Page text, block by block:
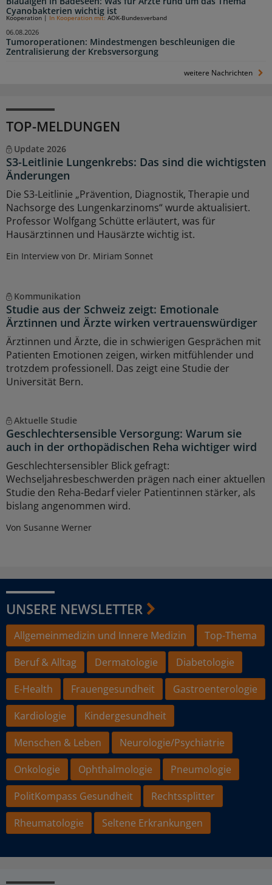
Cyanobakterien wichtig ist
Tumoroperationen: Mindestmengen beschleunigen die
Zentralisierung der Krebsversorgung
Kooperation In Kooperation mit: AOK-Bundesverband
06.08.2026
weitere Nachrichten
TOP-MELDUNGEN
Update 2026
S3-Leitlinie Lungenkrebs: Das sind die wichtigsten
Änderungen
Die S3-Leitlinie „Prävention, Diagnostik, Therapie und
Nachsorge des Lungenkarzinoms“ wurde aktualisiert.
Professor Wolfgang Schütte erläutert, was für
Hausärztinnen und Hausärzte wichtig ist.
Ein Interview von Dr. Miriam Sonnet
Kommunikation
Studie aus der Schweiz zeigt: Emotionale
Ärztinnen und Ärzte wirken vertrauenswürdiger
Ärztinnen und Ärzte, die in schwierigen Gesprächen mit
Patienten Emotionen zeigen, wirken mitfühlender und
trotzdem professionell. Das zeigt eine Studie der
Universität Bern.
Aktuelle Studie
Geschlechtersensible Versorgung: Warum sie
auch in der orthopädischen Reha wichtiger wird
Geschlechtersensibler Blick gefragt:
Wechseljahresbeschwerden prägen nach einer aktuellen
Studie den Reha-Bedarf vieler Patientinnen stärker, als
bislang angenommen wird.
Von Susanne Werner
UNSERE NEWSLETTER
Allgemeinmedizin und Innere Medizin
Top-Thema
Beruf & Alltag
Dermatologie
Diabetologie
E-Health
Frauengesundheit
Gastroenterologie
Kardiologie
Kindergesundheit
Menschen & Leben
Neurologie/Psychiatrie
Onkologie
Ophthalmologie
Pneumologie
PolitKompass Gesundheit
Rechtssplitter
Rheumatologie
Seltene Erkrankungen